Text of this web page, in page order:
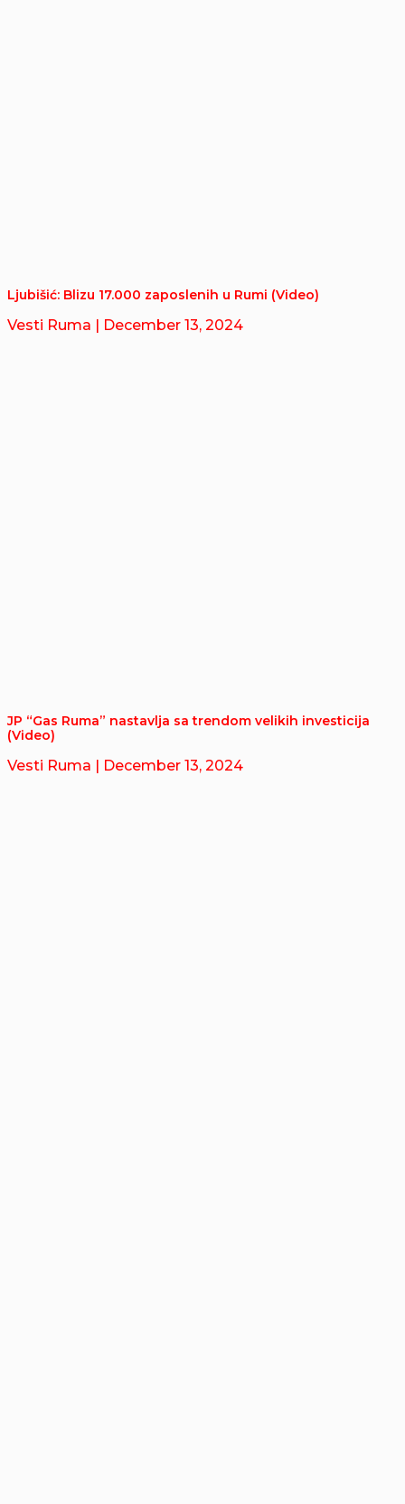
Ljubišić: Blizu 17.000 zaposlenih u Rumi (Video)
Vesti Ruma | December 13, 2024
JP “Gas Ruma” nastavlja sa trendom velikih investicija
(Video)
Vesti Ruma | December 13, 2024